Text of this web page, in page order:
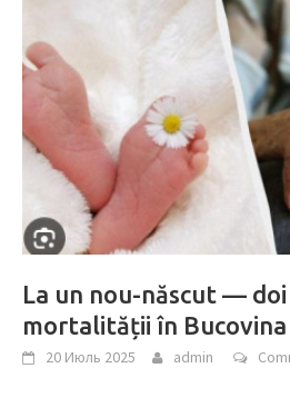
La un nou-născut —
mortalității în Bucovina
20 Июль 2025 admin